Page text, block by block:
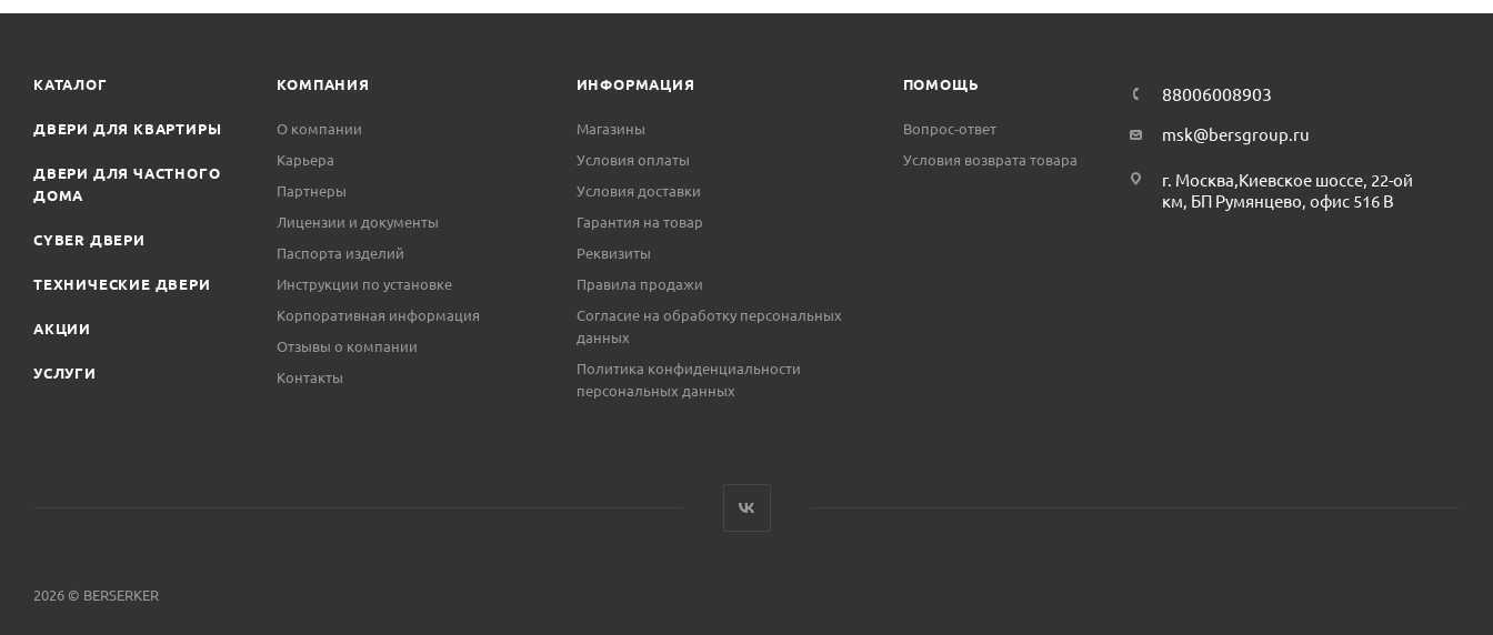
КАТАЛОГ
ДВЕРИ ДЛЯ КВАРТИРЫ
ДВЕРИ ДЛЯ ЧАСТНОГО
ДОМА
CYBER ДВЕРИ
ТЕХНИЧЕСКИЕ ДВЕРИ
АКЦИИ
УСЛУГИ
КОМПАНИЯ
О компании
Карьера
Партнеры
Лицензии и документы
Паспорта изделий
Инструкции по установке
Корпоративная информация
Отзывы о компании
Контакты
ИНФОРМАЦИЯ
Магазины
Условия оплаты
Условия доставки
Гарантия на товар
Реквизиты
Правила продажи
Согласие на обработку персональных
данных
Политика конфиденциальности
персональных данных
ПОМОЩЬ
Вопрос-ответ
Условия возврата товара
88006008903
msk@bersgroup.ru
г. Москва,Киевское шоссе, 22-ой
км, БП Румянцево, офис 516 В
2026 © BERSERKER